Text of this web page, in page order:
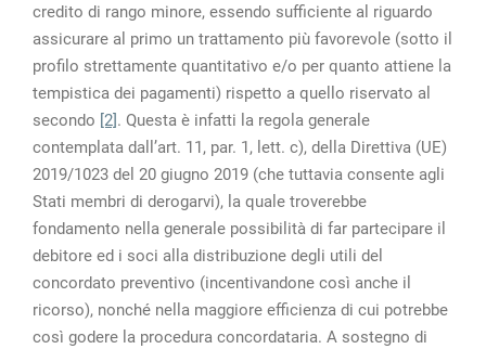
credito di rango minore, essendo sufficiente al riguardo
assicurare al primo un trattamento più favorevole (sotto il
profilo strettamente quantitativo e/o per quanto attiene la
tempistica dei pagamenti) rispetto a quello riservato al
secondo [2] . Questa è infatti la regola generale
contemplata dall’art. 11, par. 1, lett. c), della Direttiva (UE)
2019/1023 del 20 giugno 2019 (che tuttavia consente agli
Stati membri di derogarvi), la quale troverebbe
fondamento nella generale possibilità di far partecipare il
debitore ed i soci alla distribuzione degli utili del
concordato preventivo (incentivandone così anche il
ricorso), nonché nella maggiore efficienza di cui potrebbe
così godere la procedura concordataria. A sostegno di